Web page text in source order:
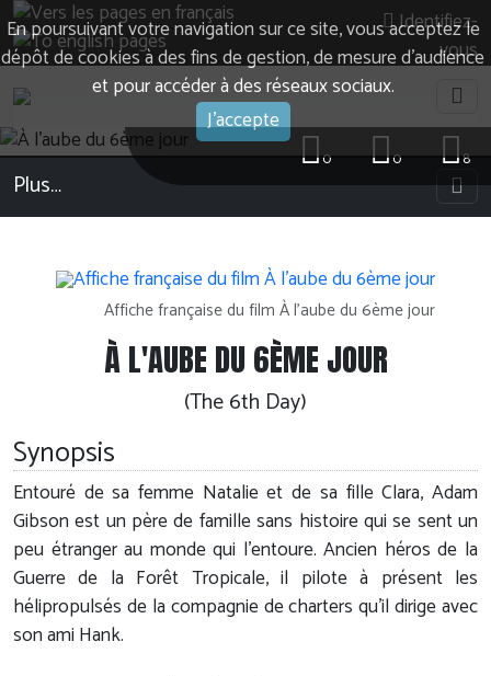
En poursuivant votre navigation sur ce site, vous acceptez le
dépôt de cookies à des fins de gestion, de mesure d’audience
et pour accéder à des réseaux sociaux.
J'accepte
Identifiez-
vous
8
0
0
Plus…
Affiche française du film À l'aube du 6ème jour
À L'AUBE DU 6ÈME JOUR
(The 6th Day)
Synopsis
Entouré de sa femme Natalie et de sa fille Clara, Adam
Gibson est un père de famille sans histoire qui se sent un
peu étranger au monde qui l'entoure. Ancien héros de la
Guerre de la Forêt Tropicale, il pilote à présent les
hélipropulsés de la compagnie de charters qu'il dirige avec
son ami Hank.